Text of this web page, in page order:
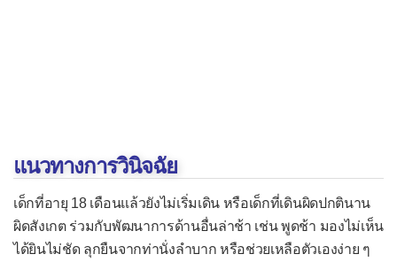
แนวทางการวินิจฉัย
เด็กที่อายุ 18 เดือนแล้วยังไม่เริ่มเดิน หรือเด็กที่เดินผิดปกตินาน
ผิดสังเกต ร่วมกับพัฒนาการด้านอื่นล่าช้า เช่น พูดช้า มองไม่เห็น
ได้ยินไม่ชัด ลุกยืนจากท่านั่งลำบาก หรือช่วยเหลือตัวเองง่าย ๆ